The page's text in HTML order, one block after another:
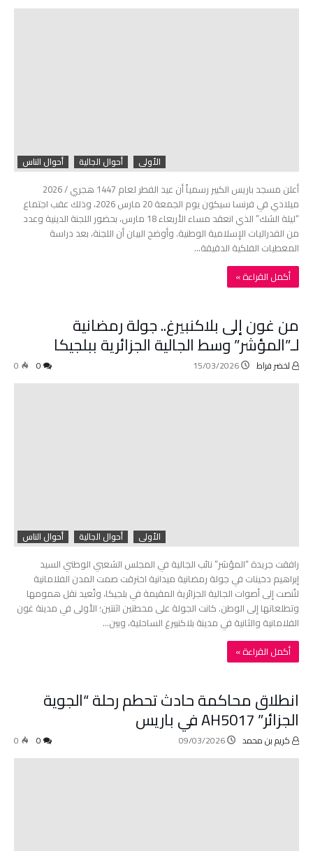
الأولى أحوال الجالية أحوال الناس
أعلن مسجد باريس الكبير رسمياً أن عيد الفطر لعام 1447 هجري / 2026
ميلادي في فرنسا سيكون يوم الجمعة 20 مارس 2026، وذلك عقب اجتماع
“ليلة الشك” الذي انعقد مساء الأربعاء 18 مارس، بحضور اللجنة الدينية وعدد
من الفدراليات الإسلامية الوطنية. وأوضح البيان أن اللجنة، بعد دراسة
المعطيات الفلكية الدقيقة…
‫أكمل القراءة »‬
من غون إلى بلاكنبيرغ.. جولة رمضانية
لـ”المؤشر” وسط الجالية الجزائرية ببلجيكا
لخضر فراط 15/03/2026
0
الأولى أحوال الجالية أحوال الناس
رافقت جريدة “المؤشر” نائب الجالية في المجلس الشعبي الوطني السيد
إبراهيم دخينات في جولة رمضانية ميدانية اخترقت صمت المدن الفلامانية
لتُنصت إلى أصوات الجالية الجزائرية المقيمة في بلجيكا، وتُعيد نقل همومها
وتطلعاتها إلى الوطن. كانت الجولة على محطتين اثنتين؛ الأولى في مدينة غون
الفلامانية والثانية في مدينة بلاكنبيرغ الساحلية، وبين…
‫أكمل القراءة »‬
انطلاق محاكمة حادث تحطم رحلة “الجوية
الجزائر” AH5017 في باريس
كريم بن محمد 09/03/2026
0